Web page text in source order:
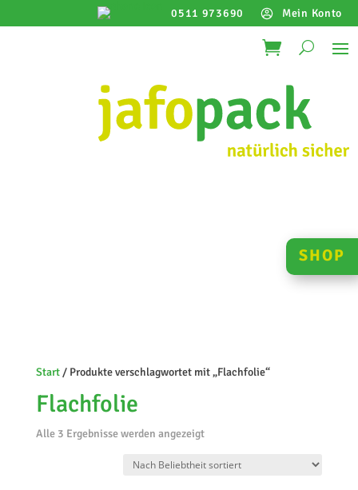
Mein Konto
0511 973690
info@jafopack.de
SHOP
Start/ Produkte verschlagwortet mit „Flachfolie“
Flachfolie
Alle 3 Ergebnisse werden angezeigtNach
sortiert